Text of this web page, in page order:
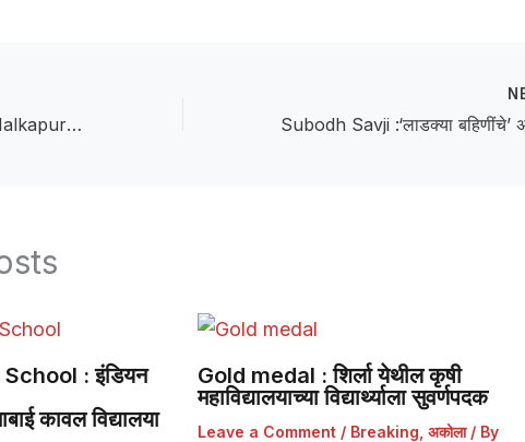
House Catches Fire in Malkapur :मलकापुरात घराला आग, सिलिंडरच्या स्फोटामुळे वृद्ध महिलेचा होरपळून मृत्यू
: इंडियन
कावल विद्यालया
Gold medal : शिर्ला येथील कृषी
महाविद्यालयाच्या विद्यार्थ्याला सुवर्णपदक
Leave a Comment / Breaking अकोला/ By